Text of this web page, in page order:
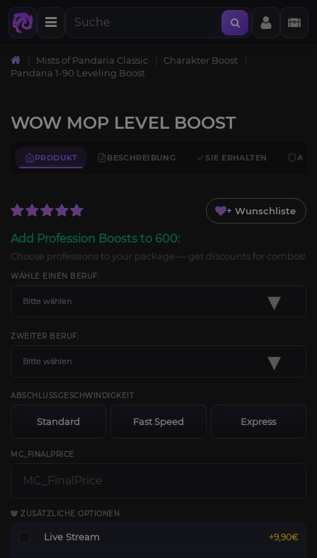
Mists of Pandaria Classic
Charakter Boost
Pandaria 1-90 Leveling Boost
WOW MOP LEVEL BOOST
PRODUKT BESCHREIBUNG SIE ERHALTEN
+ Wunschliste
Add Profession Boosts to 600:
Choose professions to your package — get discounts for combos!
WÄHLE EINEN BERUF:
Bitte wählen ▾
ZWEITER BERUF:
Bitte wählen ▾
ABSCHLUSSGESCHWINDIGKEIT
Standard Fast Speed Express
MC_FINALPRICE
🐼 ZUSÄTZLICHE OPTIONEN
Live Stream +9,90€